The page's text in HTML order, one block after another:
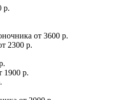
р.
от 3600 р.
2300 р.
1900 р.